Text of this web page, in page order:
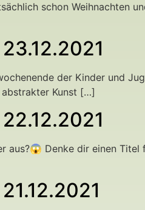
schon Weihnachten
der Kinder und
abstrakter Kunst […]
Denke dir einen Titel